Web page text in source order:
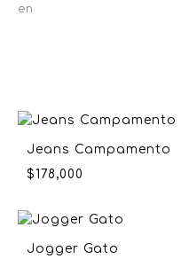
en
Jeans Campamento
$178,000
Jogger Gato